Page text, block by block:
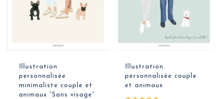
Illustration
personnalisée
minimaliste couple et
animaux “Sans visage”
Illustration
personnalisée couple
et animaux